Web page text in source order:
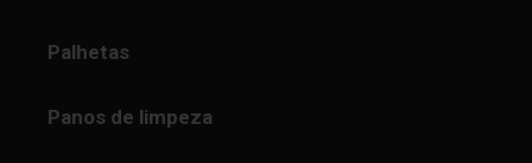
Palhetas
Panos de limpeza